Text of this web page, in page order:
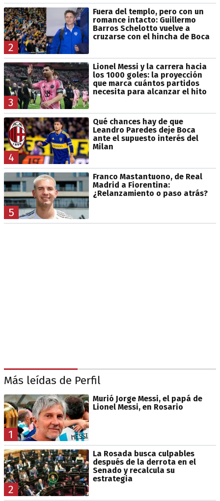
2
Fuera del templo, pero con un
romance intacto: Guillermo
Barros Schelotto vuelve a
cruzarse con el hincha de Boca
3
Lionel Messi y la carrera hacia
los 1000 goles: la proyección
que marca cuántos partidos
necesita para alcanzar el hito
4
Qué chances hay de que
Leandro Paredes deje Boca
ante el supuesto interés del
Milan
5
Franco Mastantuono, de Real
Madrid a Fiorentina:
¿Relanzamiento o paso atrás?
Más leídas de Perfil
1
Murió Jorge Messi, el papá de
Lionel Messi, en Rosario
2
La Rosada busca culpables
después de la derrota en el
Senado y recalcula su
estrategia